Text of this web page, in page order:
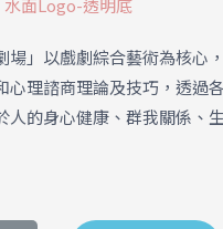
」 以戲劇綜合藝術為核心
心理諮商理論及技巧，透過
人的身心健康、群我關係、